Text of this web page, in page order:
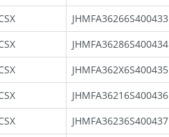
JHMFA36266S400433
JHMFA36286S400434
JHMFA362X6S400435
JHMFA36216S400436
JHMFA36236S400437